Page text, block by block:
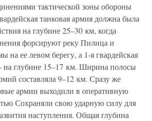
тактической зоны обороны
танковая армия должна была
на глубине 25–30 км, когда
форсируют реку Пилица и
на ее левом берегу, а 1-я гвардейская
на глубине 15–17 км. Ширина полосы
составляла 9–12 км. Сразу же
армии выходили в оперативную
Сохраняли свою ударную силу для
наступления. Общая глубина